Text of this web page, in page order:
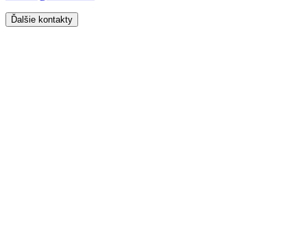
Ďalšie kontakty